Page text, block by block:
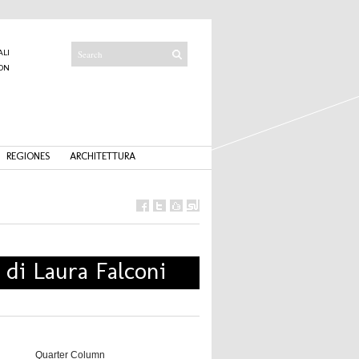
REGIONES ARCHITETTURA
Laura Falconi
Quarter Column